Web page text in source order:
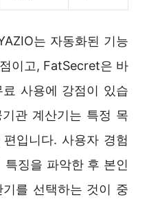
는 자동화된 기능
이고, FatSecret은 바
사용에 강점이 있습
관 계산기는 특정 목
입니다. 사용자 경험
징을 파악한 후 본인
를 선택하는 것이 중